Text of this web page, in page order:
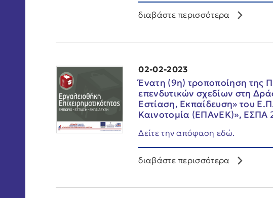
διαβάστε περισσότερα
02-02-2023
Ένατη (9η) τροποποίηση της
επενδυτικών σχεδίων στη
Εστίαση, Εκπαίδευση» του
Καινοτομία (ΕΠΑνΕΚ)»,
Δείτε την απόφαση εδώ.
διαβάστε περισσότερα